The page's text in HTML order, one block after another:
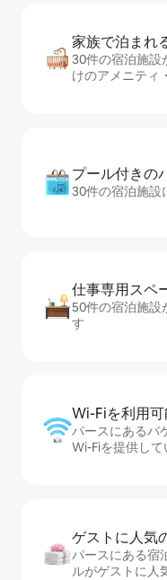
家族で泊まれ
30件の宿泊施設
けのアメニティ
プール付きの
30件の宿泊施設
仕事専用ス⁠ペ⁠
50件の宿泊施設
す
Wi-Fiを利⁠用⁠
パースにあるバ
Wi-Fiを提供して
ゲストに人⁠気⁠
パースにある宿
ルがゲストに人